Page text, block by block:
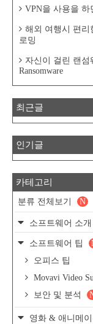
VPN을 사용을 하
해외 여행시 편리
로밍
자신이 걸린 랜
Ransomware
최근글
인기글
카테고리
분류 전체보기 N
소프트웨어 소개
소프트웨어 팁
오피스 팁
Movavi Video
보안 및 분석
영화 & 애니메이